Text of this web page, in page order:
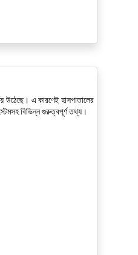
উঠেছে। এ কারণেই হাসপাতালের
বিভিন্ন গুরুত্বপূর্ণ তথ্য।